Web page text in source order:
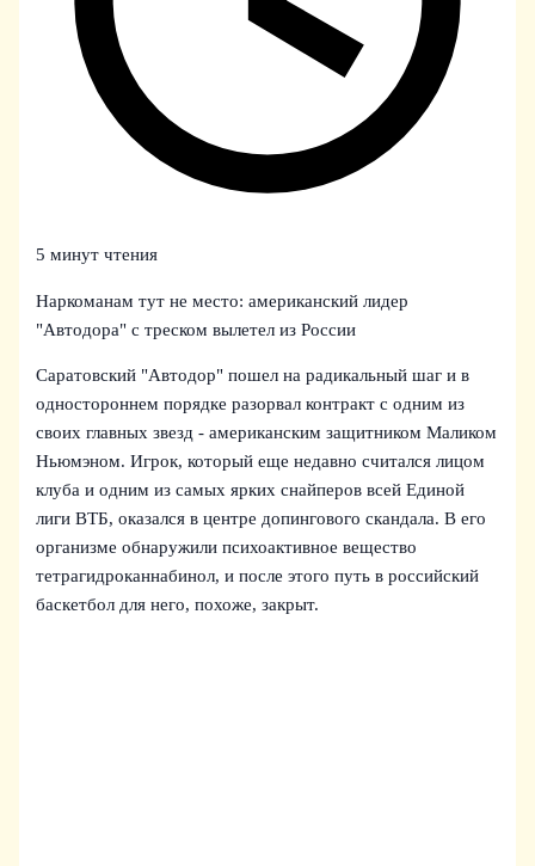
5 минут чтения
Наркоманам тут не место: американский лидер
"Автодора" с треском вылетел из России
Саратовский "Автодор" пошел на радикальный шаг и в
одностороннем порядке разорвал контракт с одним из
своих главных звезд - американским защитником Маликом
Ньюмэном. Игрок, который еще недавно считался лицом
клуба и одним из самых ярких снайперов всей Единой
лиги ВТБ, оказался в центре допингового скандала. В его
организме обнаружили психоактивное вещество
тетрагидроканнабинол, и после этого путь в российский
баскетбол для него, похоже, закрыт.